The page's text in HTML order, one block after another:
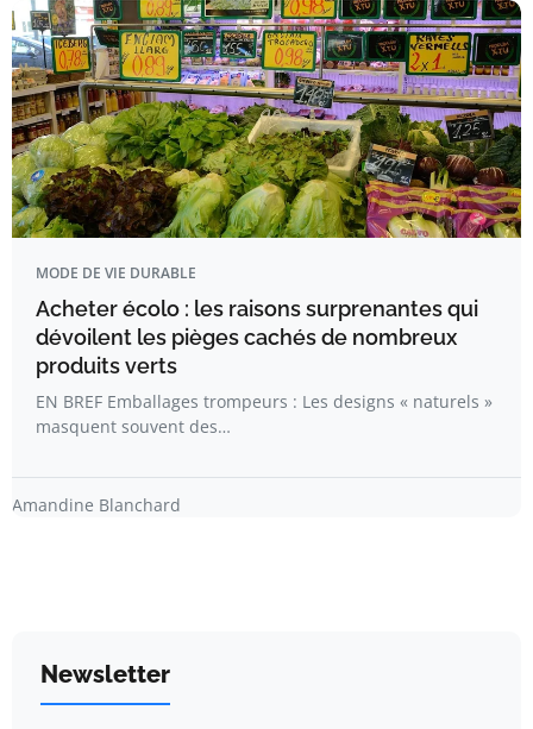
MODE DE VIE DURABLE
Acheter écolo : les raisons surprenantes qui
dévoilent les pièges cachés de nombreux
produits verts
EN BREF Emballages trompeurs : Les designs « naturels »
masquent souvent des…
Amandine Blanchard
Newsletter